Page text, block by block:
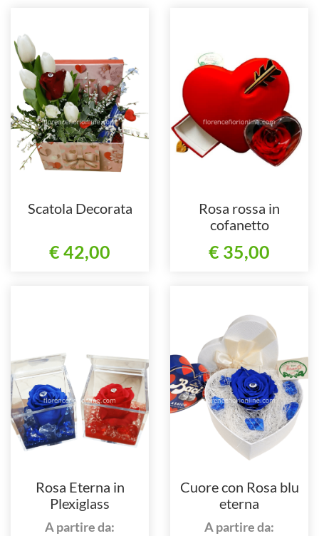
Scatola Decorata
€ 42,00
Rosa rossa in
cofanetto
€ 35,00
Rosa Eterna in
Plexiglass
A partire da:
Cuore con Rosa blu
eterna
A partire da: